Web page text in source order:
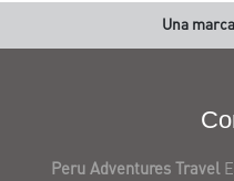
Una
Peru Adventures Travel